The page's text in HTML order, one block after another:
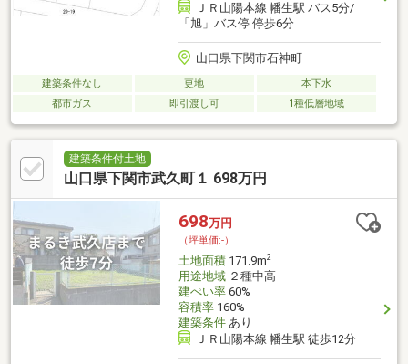
ＪＲ山陽本線 幡生駅 バス5分/
「旭」バス停 停歩6分
山口県下関市石神町
建築条件なし 更地
本下水
都市ガス
即引渡し可 1種低層地域
建築条件付土地
山口県下関市武久町１ 698万円
698万円
（坪単価:-）
土地面積171.9m2
用途地域２種中高
建ぺい率60%
容積率160%
建築条件あり
ＪＲ山陽本線 幡生駅 徒歩12分